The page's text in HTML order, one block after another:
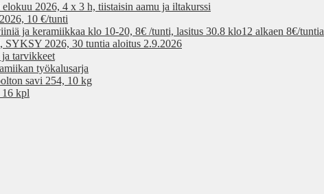
2026, 4 x 3 h, tiistaisin aamu ja iltakurssi
10 €/tunti
ja keramiikkaa klo 10-20, 8€ /tunti, lasitus 30.8 klo12 alkaen 8€/tuntia
SYKSY 2026, 30 tuntia aloitus 2.9.2026
tarvikkeet
työkalusarja
savi 254, 10 kg
16 kpl